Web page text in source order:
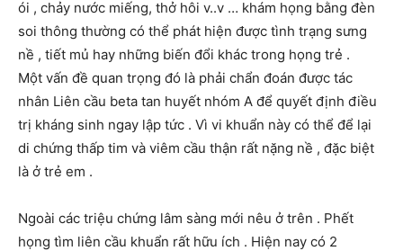
ói , chảy nước miếng, thở hôi v..v … khám họng bằng đèn
soi thông thường có thể phát hiện được tình trạng sưng
nề , tiết mủ hay những biến đổi khác trong họng trẻ .
Một vấn đề quan trọng đó là phải chẩn đoán được tác
nhân Liên cầu beta tan huyết nhóm A để quyết định điều
trị kháng sinh ngay lập tức . Vì vi khuẩn này có thể để lại
di chứng thấp tim và viêm cầu thận rất nặng nề , đặc biệt
là ở trẻ em .
Ngoài các triệu chứng lâm sàng mới nêu ở trên . Phết
họng tìm liên cầu khuẩn rất hữu ích . Hiện nay có 2